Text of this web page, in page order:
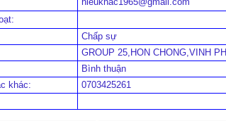
Chấp sự
GROUP 25,HON CHONG,VINH
Bình thuận
khác:
0703425261